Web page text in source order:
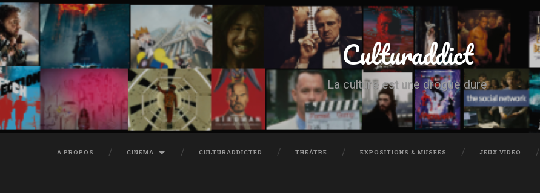
Culturaddict
La culture est une drogue dure
À PROPOS CINÉMA CULTURADDICTED THÉÂTRE EXPOSITIONS & MUSÉES JEUX VIDÉO